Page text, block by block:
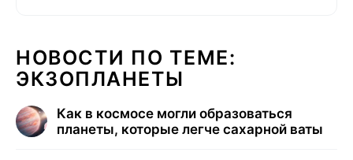
НОВОСТИ ПО ТЕМЕ:
ЭКЗОПЛАНЕТЫ
Как в космосе могли образоваться
планеты, которые легче сахарной ваты